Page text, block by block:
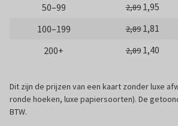
50–99
2,89 1,95
100–199
2,89 1,81
200+
2,89 1,40
Dit zijn de prijzen van een kaart zonder luxe
ronde hoeken, luxe papiersoorten). De
BTW.